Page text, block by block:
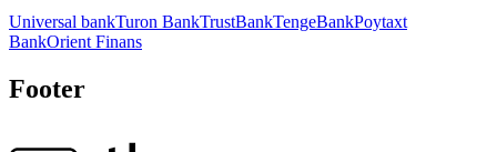
Universal bankTuron BankTrustBankTengeBankPoytaxt
BankOrient Finans
Footer